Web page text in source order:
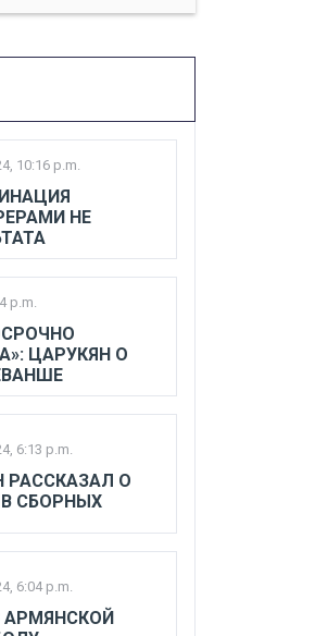
10:16 p.m.
НЕ
p.m.
ЦАРУКЯН О
6:13 p.m.
РАССКАЗАЛ О
СБОРНЫХ
6:04 p.m.
АРМЯНСКОЙ